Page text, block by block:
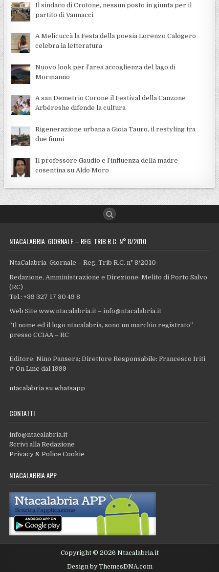
Il sindaco di Crotone, nessun posto in giunta per il
partito di Vannacci
A Melicuccà la Festa della poesia Lorenzo Calogero
celebra la letteratura
Nuovo look per l’area accoglienza del lago di
Mormanno
A san Demetrio Corone il Festival della Canzone
Arbëreshe difende la cultura
Rigenerazione urbana a Gioia Tauro, il restyling tra
due fiumi
Il professore Gaudio e l’influenza della madre
cosentina su Aldo Moro
NTACALABRIA GIORNALE – REG. TRIB R.C. N° 8/2010
NtaCalabria Giornale – Reg. Trib R.C. n° 8/2010
Redazione, Amministrazione e Direzione: Melito di Porto Salvo
(RC)
Tel.: +39 327 17 30 49 8
Web Site www.ntacalabria.it – info@ntacalabria.it
“Il nome ed il logo ntacalabria, sono un marchio registrato”
presso CCIAA – RC
Editore: Nino Pansera; Direttore Responsabile: Francesco Iriti
# On Line dal 1999
ntacalabria su whatsapp
CONTATTI
info@ntacalabria.it
Scrivi alla Redazione
Privacy & Police Cookie
NTACALABRIA APP
Copyright © 2026 Ntacalabria.it
Design by ThemesDNA.com